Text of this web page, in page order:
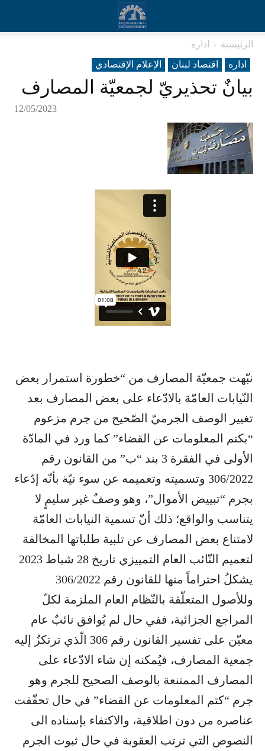
الرئيسية
اداره
اداره
اقتصاد لبنان الإعلام الإقتصادي
بيانٌ تحذيريّ لجمعيّة المصارف
12/05/2023
نبّهت جمعيّة المصارف من “خطورة استمرار بعض
النّيابات العامّة بالادّعاء على بعض المصارف بعد
تغيير الوصف الجرميّ الصّحيح من جرم مزعوم
“بكتم المعلومات عن القضاء” كما ورد في المادّة
الأولى في الفقرة 3 بند “ب” من القانون رقم
306/2022 وتسميته وتعميمه عن سوء نيّة بأنّه إدّعاء
بجرم “تبييض الأموال”، وهو وصفٌ غير سليمٍ لا
يتناسب والواقع؛ ذلك أنّ تسمية النيابات العامّة
لامتناع بعض المصارف عن تلبية طلباتها المخالفة
لتعميم النّائب العام التمييزي تاريخ 28 شباط 2023
يشكلُ احتراماً منها للقانون رقم 306/2022
وللأصول المتعلّقة بالنّظام العام الملزمة لكلّ
المراجع الجزائية، ففي حال لم يُوافق نائبٌ عام
معيّن على تفسير القانون رقم 306 الّذي ترتكزُ إليه
جمعية المصارف، فيُمكنه إن شاء الادّعاء على
المصارف الممتنعة بالوصف الصحيح للجرم وهو
جرم “كتم المعلومات عن القضاء” في حال تحقّقت
عناصره من دون اطلاقية، والاكتفاء بإسناده الى
النصوص التي ترتب العقوبة في حال ثبوت الجرم